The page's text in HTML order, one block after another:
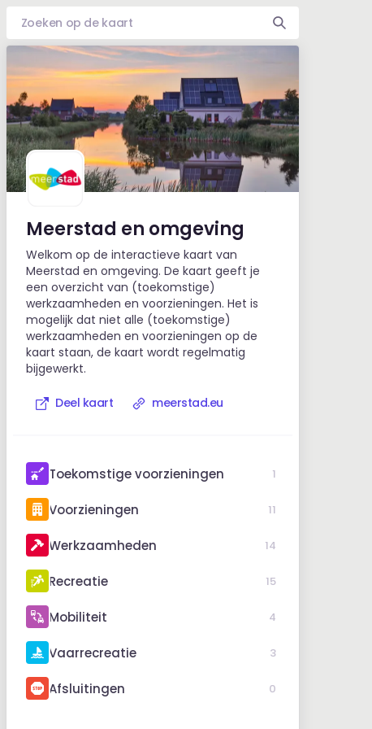
Meerstad en omgeving
Welkom op de interactieve kaart van
Meerstad en omgeving. De kaart geeft je
een overzicht van (toekomstige)
werkzaamheden en voorzieningen. Het is
mogelijk dat niet alle (toekomstige)
werkzaamheden en voorzieningen op de
kaart staan, de kaart wordt regelmatig
bijgewerkt.
Deel kaart meerstad.eu
Toekomstige voorzieningen 1
Voorzieningen 11
Werkzaamheden 14
Recreatie 15
Mobiliteit 4
Vaarrecreatie 3
Afsluitingen 0